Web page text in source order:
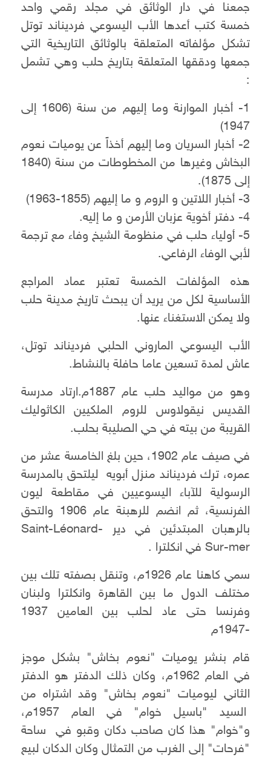
جمعنا في دار الوثائق في مجلد رقمي واحد
خمسة كتب أعدها الأب اليسوعي فرديناند توتل
تشكل مؤلفاته المتعلقة بالوثائق التاريخية التي
جمعها ودققها المتعلقة بتاريخ حلب وهي تشمل
1- أخبار الموارنة وما إليهم من سنة (1606 إلى
1947)
2- أخبار السريان وما إليهم أخذاً عن يوميات نعوم
البخاش وغيرها من المخطوطات من سنة (1840
إلى 1875).
4- دفتر أخوية عزبان الأرمن و ما إليه.
5- أولياء حلب في منظومة الشيخ وفاء مع ترجمة
لأبي الوفاء الرفاعي.
هذه المؤلفات الخمسة تعتبر عماد المراجع
الأساسية لكل من يريد أن يبحث تاريخ مدينة حلب
ولا يمكن الاستغناء عنها.
الأب اليسوعي الماروني الحلبي فرديناند توتل،
عاش لمدة تسعين عاما حافلة بالنشاط.
وهو من مواليد حلب عام 1887م.ارتاد مدرسة
القديس نيقولاوس للروم الملكيين الكاثوليك
القريبة من بيته في حي الصليبة بحلب.
في صيف عام 1902، حين بلغ الخامسة عشر من
عمره، ترك فرديناند منزل أبويه ليلتحق بالمدرسة
الرسولية للآباء اليسوعيين في مقاطعة ليون
الفرنسية، ثم انضم للرهبنة عام 1906 والتحق
بالرهبان المبتدئين في دير Saint-Léonard-
Sur-mer في انكلترا .
سمي كاهنا عام 1926م، وتنقل بصفته تلك بين
مختلف الدول ما بين القاهرة وانكلترا ولبنان
وفرنسا حتى عاد لحلب بين العامين 1937
قام بنشر يوميات "نعوم بخاش" بشكل موجز
في العام 1962م، وكان ذلك الدفتر هو الدفتر
الثاني ليوميات "نعوم بخاش" وقد اشتراه من
السيد "باسيل خوام" في العام 1957م،
و"خوام" هذا كان صاحب دكان وقبو في ساحة
"فرحات" إلى الغرب من التمثال وكان الدكان لبيع